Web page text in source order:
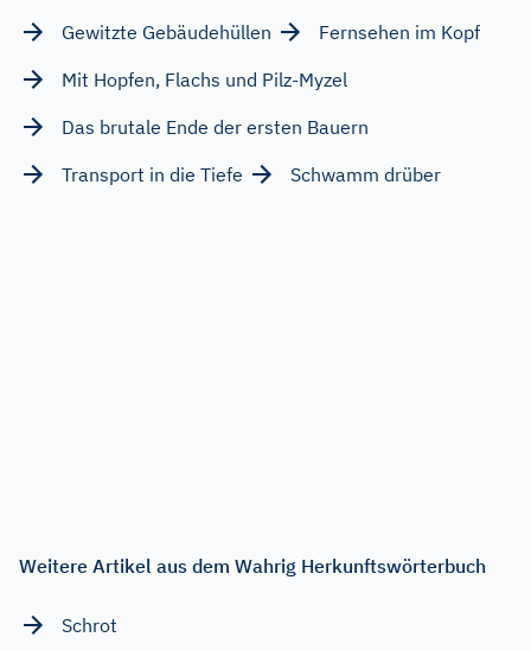
Gewitzte Gebäudehüllen
Fernsehen im Kopf
Mit Hopfen, Flachs und Pilz-Myzel
Das brutale Ende der ersten Bauern
Transport in die Tiefe
Schwamm drüber
Weitere Artikel aus dem Wahrig Herkunftswörterbuch
Schrot